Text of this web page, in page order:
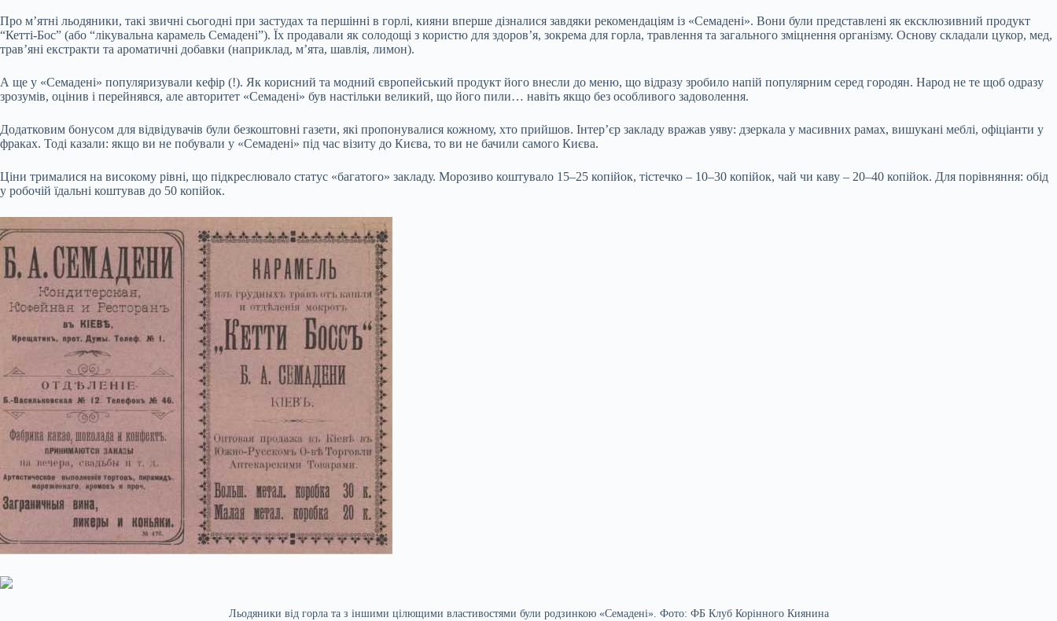
Про м’ятні льодяники, такі звичні сьогодні при застудах та першінні в горлі, кияни вперше дізналися завдяки рекомендаціям із «Семадені». Вони були представлені як ексклюзивний продукт
“Кетті-Бос” (або “лікувальна карамель Семадені”). Їх продавали як солодощі з користю для здоров’я, зокрема для горла, травлення та загального зміцнення організму. Основу складали цукор, мед,
трав’яні екстракти та ароматичні добавки (наприклад, м’ята, шавлія, лимон).
А ще у «Семадені» популяризували кефір (!). Як корисний та модний європейський продукт його внесли до меню, що відразу зробило напій популярним серед городян. Народ не те щоб одразу
зрозумів, оцінив і перейнявся, але авторитет «Семадені» був настільки великий, що його пили… навіть якщо без особливого задоволення.
Додатковим бонусом для відвідувачів були безкоштовні газети, які пропонувалися кожному, хто прийшов. Інтер’єр закладу вражав уяву: дзеркала у масивних рамах, вишукані меблі, офіціанти у
фраках. Тоді казали: якщо ви не побували у «Семадені» під час візиту до Києва, то ви не бачили самого Києва.
Ціни трималися на високому рівні, що підкреслювало статус «багатого» закладу. Морозиво коштувало 15–25 копійок, тістечко – 10–30 копійок, чай чи каву – 20–40 копійок. Для порівняння: обід
у робочій їдальні коштував до 50 копійок.
Льодяники від горла та з іншими цілющими властивостями були родзинкою «Семадені». Фото: ФБ Клуб Корінного Киянина